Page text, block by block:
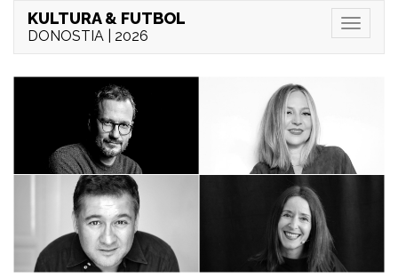
Menu
KULTURA & FUTBOL
DONOSTIA | 2026